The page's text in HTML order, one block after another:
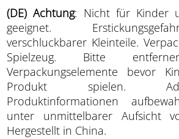
(DE) Achtung: Nicht für Kinder
geeignet.
verschluckbarer Kleinteile.
Spielzeug. Bitte
Verpackungselemente bevor
Produkt spielen.
Produktinformationen
unter unmittelbarer Aufsicht
Hergestellt in China.